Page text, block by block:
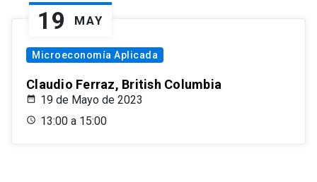
19 MAY
Microeconomía Aplicada
Claudio Ferraz, British Columbia
19 de Mayo de 2023
13:00 a 15:00